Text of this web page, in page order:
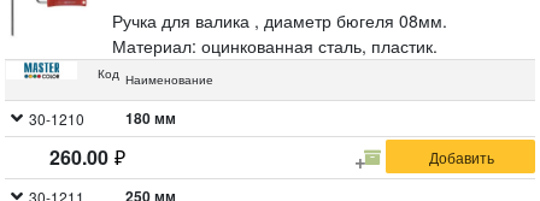
Ручка для валика , диаметр бюгеля 08мм.
Материал: оцинкованная сталь, пластик.
Код Наименование
30-1210 180 мм
260.00
30-1211 250 мм